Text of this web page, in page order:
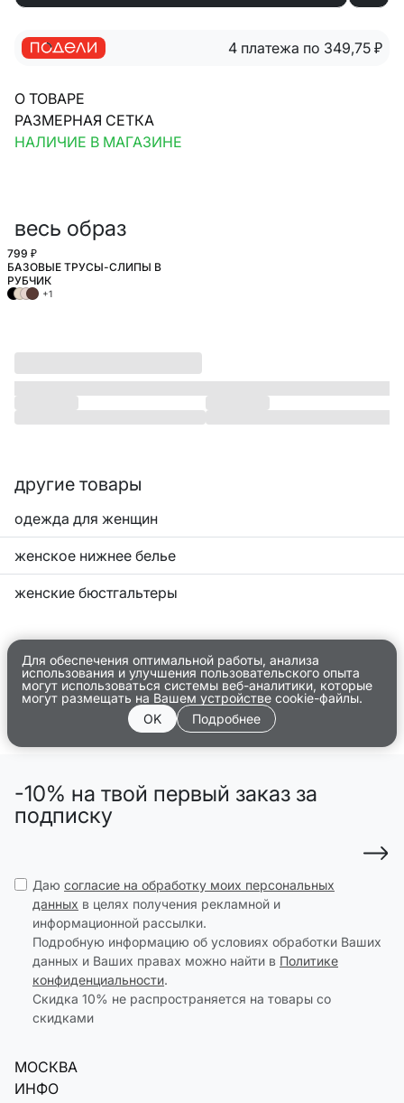
4 платежа по 349,75 ₽
О ТОВАРЕ
РАЗМЕРНАЯ СЕТКА
НАЛИЧИЕ В МАГАЗИНЕ
весь образ
799 ₽
БАЗОВЫЕ ТРУСЫ-СЛИПЫ В
РУБЧИК
+1
другие товары
одежда для женщин
женское нижнее белье
женские бюстгальтеры
Для обеспечения оптимальной работы, анализа
использования и улучшения пользовательского опыта
могут использоваться системы веб-аналитики, которые
могут размещать на Вашем устройстве cookie-файлы.
OK
Подробнее
-10% на твой первый заказ за
подписку
Даю согласие на обработку моих персональных
данных в целях получения рекламной и
информационной рассылки.
Подробную информацию об условиях обработки Ваших
данных и Ваших правах можно найти в Политике
конфиденциальности.
Скидка 10% не распространяется на товары со
скидками
МОСКВА
ИНФО